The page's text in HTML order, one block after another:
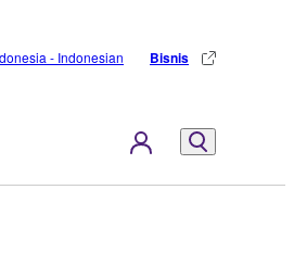
- Indonesian Bisnis